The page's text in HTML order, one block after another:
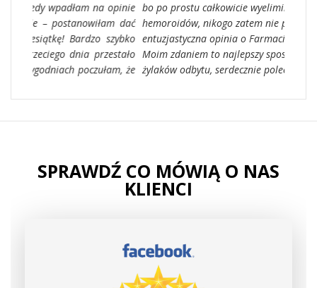
na opinie
dać
szybko
przestało
że
bo po prostu całkowicie wyeliminowały problem
hemoroidów, nikogo zatem nie powinna dziwić moja
entuzjastyczna opinia o Farmacia Verde i Procto Vitale.
Moim zdaniem to najlepszy sposób na profilaktykę
żylaków odbytu, serdecznie polecam!
SPRAWDŹ CO MÓWIĄ O NAS
KLIENCI